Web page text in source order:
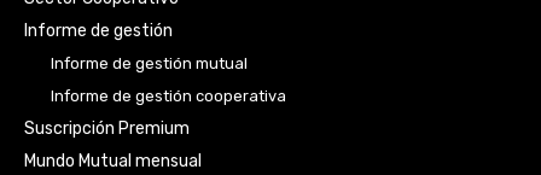
Informe de gestión
Informe de gestión mutual
Informe de gestión cooperativa
Suscripción Premium
Mundo Mutual mensual